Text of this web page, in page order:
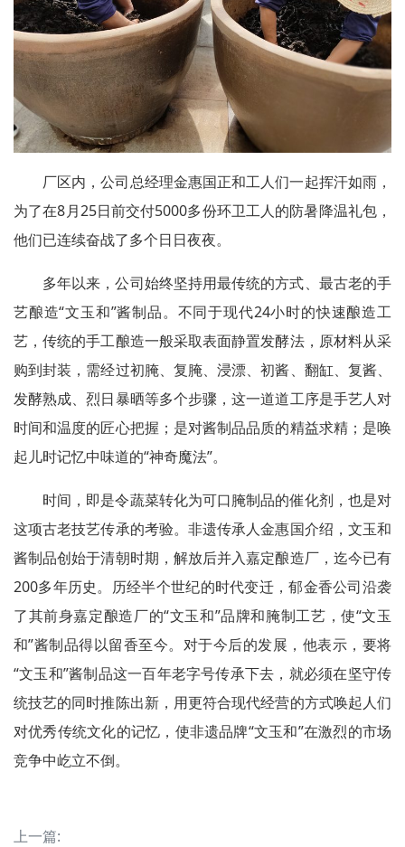
厂区内，公司总经理金惠国正和工人们一起挥汗如雨，
为了在8月25日前交付5000多份环卫工人的防暑降温礼包，
他们已连续奋战了多个日日夜夜。
多年以来，公司始终坚持用最传统的方式、最古老的手
艺酿造“文玉和”酱制品。不同于现代24小时的快速酿造工
艺，传统的手工酿造一般采取表面静置发酵法，原材料从采
购到封装，需经过初腌、复腌、浸漂、初酱、翻缸、复酱、
发酵熟成、烈日暴晒等多个步骤，这一道道工序是手艺人对
时间和温度的匠心把握；是对酱制品品质的精益求精；是唤
起儿时记忆中味道的“神奇魔法”。
时间，即是令蔬菜转化为可口腌制品的催化剂，也是对
这项古老技艺传承的考验。非遗传承人金惠国介绍，文玉和
酱制品创始于清朝时期，解放后并入嘉定酿造厂，迄今已有
200多年历史。历经半个世纪的时代变迁，郁金香公司沿袭
了其前身嘉定酿造厂的“文玉和”品牌和腌制工艺，使“文玉
和”酱制品得以留香至今。对于今后的发展，他表示，要将
“文玉和”酱制品这一百年老字号传承下去，就必须在坚守传
统技艺的同时推陈出新，用更符合现代经营的方式唤起人们
对优秀传统文化的记忆，使非遗品牌“文玉和”在激烈的市场
竞争中屹立不倒。
上一篇: